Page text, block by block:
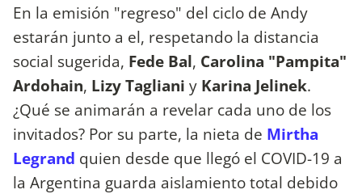
En la emisión "regreso" del ciclo de Andy
estarán junto a el, respetando la distancia
social sugerida, Fede Bal, Carolina "Pampita"
Ardohain, Lizy Tagliani y Karina Jelinek.
¿Qué se animarán a revelar cada uno de los
invitados? Por su parte, la nieta de Mirtha
Legrand quien desde que llegó el COVID-19 a
la Argentina guarda aislamiento total debido